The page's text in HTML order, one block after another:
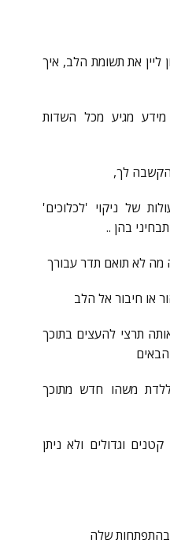
ליין את תשומת הלב, איך
מגיע מכל השדות
לך,
של ניקוי 'לכלוכים'
בהן ..
לא תואם תדר עבורך
או חיבור אל הלב
תרצי להעצים בתוכך
משהו חדש מתוכך
וגדולים ולא ניתן
בהתפתחות שלה